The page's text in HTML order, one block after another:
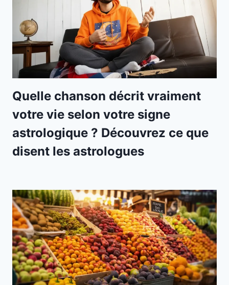
Quelle chanson décrit vraiment
votre vie selon votre signe
astrologique ? Découvrez ce que
disent les astrologues